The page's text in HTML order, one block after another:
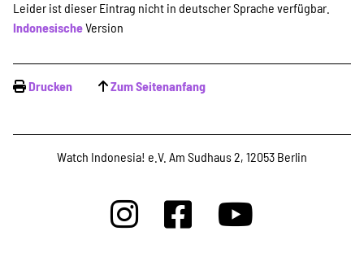
Veranstaltungen
Publikationen
Projekte
Leider ist dieser Eintrag nicht in deutscher Sprache verfügbar.
IndonesischeVersion
Drucken Zum Seitenanfang
Watch Indonesia! e.V. Am Sudhaus 2, 12053 Berlin